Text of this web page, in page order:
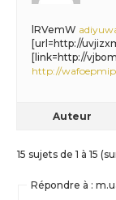
lRVemW
[url=http://
[link=http://
http://
Auteur
15 sujets de 1 à 15
Répondre à :